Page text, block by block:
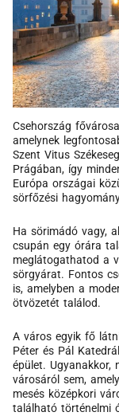
Csehország
amelynek
Szent Vitus
Prágában, így
Európa országai
sörfőzési
Ha sörimádó vagy,
csupán egy órára
meglátogathatod a
sörgyárat. Fontos
is, amelyben a
ötvözetét találod.
A város egyik fő
Péter és Pál
épület. Ugyanakkor,
városáról sem,
mesés középkori
található történelmi